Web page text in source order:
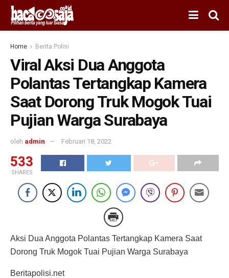
Home Berita Polisi
Viral Aksi Dua Anggota
Polantas Tertangkap Kamera
Saat Dorong Truk Mogok Tuai
Pujian Warga Surabaya
oleh admin Februari 18, 2022
533
SHARES
Aksi Dua Anggota Polantas Tertangkap Kamera Saat
Dorong Truk Mogok Tuai Pujian Warga Surabaya
Beritapolisi.net